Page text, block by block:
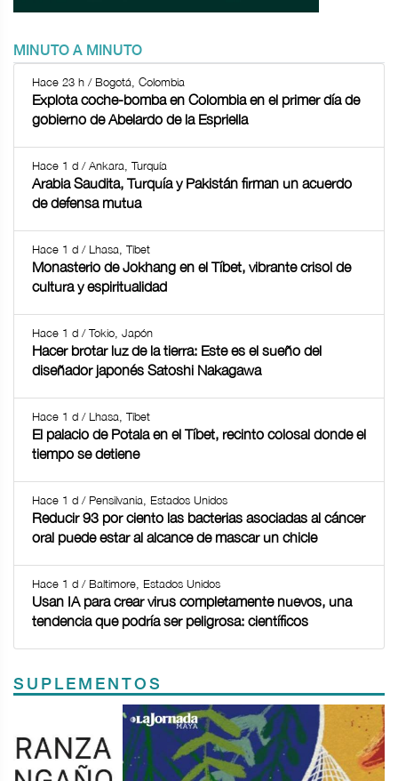
MINUTO A MINUTO
Hace 23 h / Bogotá, Colombia
Explota coche-bomba en Colombia en el primer día de
gobierno de Abelardo de la Espriella
Hace 1 d / Ankara, Turquía
Arabia Saudita, Turquía y Pakistán firman un acuerdo
de defensa mutua
Hace 1 d / Lhasa, Tíbet
Monasterio de Jokhang en el Tíbet, vibrante crisol de
cultura y espiritualidad
Hace 1 d / Tokio, Japón
Hacer brotar luz de la tierra: Este es el sueño del
diseñador japonés Satoshi Nakagawa
Hace 1 d / Lhasa, Tíbet
El palacio de Potala en el Tíbet, recinto colosal donde el
tiempo se detiene
Hace 1 d / Pensilvania, Estados Unidos
Reducir 93 por ciento las bacterias asociadas al cáncer
oral puede estar al alcance de mascar un chicle
Hace 1 d / Baltimore, Estados Unidos
Usan IA para crear virus completamente nuevos, una
tendencia que podría ser peligrosa: científicos
SUPLEMENTOS